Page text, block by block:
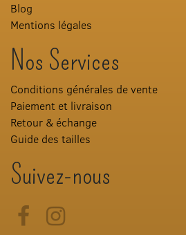
Blog
Mentions légales
Nos Services
Conditions générales de vente
Paiement et livraison
Retour & échange
Guide des tailles
Suivez-nous
FacebookInstagram